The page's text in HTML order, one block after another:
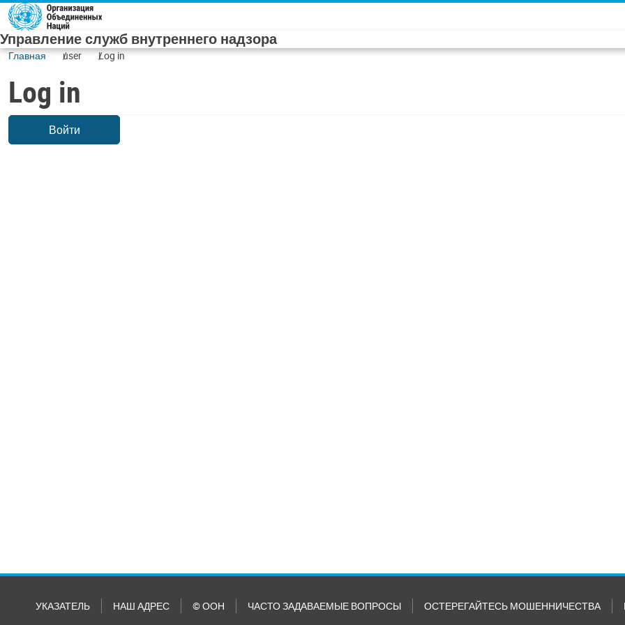
Skip to main content
Управление служб внутреннего надзора
Главная user Log in
Log in
Войти
УКАЗАТЕЛЬ НАШ АДРЕС © ООН ЧАСТО ЗАДАВАЕМЫЕ ВОПРОСЫ ОСТЕРЕГАЙТЕСЬ МОШЕННИЧЕСТВА